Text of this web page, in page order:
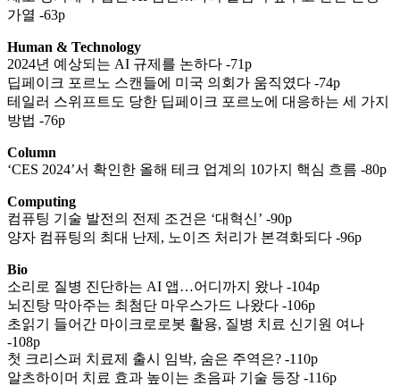
가열 -63p
Human & Technology
2024년 예상되는 AI 규제를 논하다 -71p
딥페이크 포르노 스캔들에 미국 의회가 움직였다 -74p
테일러 스위프트도 당한 딥페이크 포르노에 대응하는 세 가지
방법 -76p
Column
‘CES 2024’서 확인한 올해 테크 업계의 10가지 핵심 흐름 -80p
Computing
컴퓨팅 기술 발전의 전제 조건은 ‘대혁신’ -90p
양자 컴퓨팅의 최대 난제, 노이즈 처리가 본격화되다 -96p
Bio
소리로 질병 진단하는 AI 앱…어디까지 왔나 -104p
뇌진탕 막아주는 최첨단 마우스가드 나왔다 -106p
초읽기 들어간 마이크로로봇 활용, 질병 치료 신기원 여나
-108p
첫 크리스퍼 치료제 출시 임박, 숨은 주역은? -110p
알츠하이머 치료 효과 높이는 초음파 기술 등장 -116p